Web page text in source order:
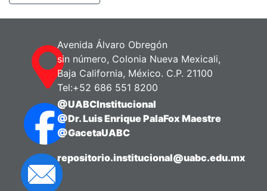
Avenida Álvaro Obregón
sin número, Colonia Nueva Mexicali,
Baja California, México. C.P. 21100
Tel:+52 686 551 8200
@UABCInstitucional
@Dr. Luis Enrique PalaFox Maestre
@GacetaUABC
repositorio.institucional@uabc.edu.mx